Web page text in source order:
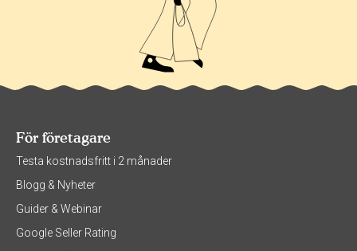
För företagare
Testa kostnadsfritt i 2 månader
Blogg & Nyheter
Guider & Webinar
Google Seller Rating